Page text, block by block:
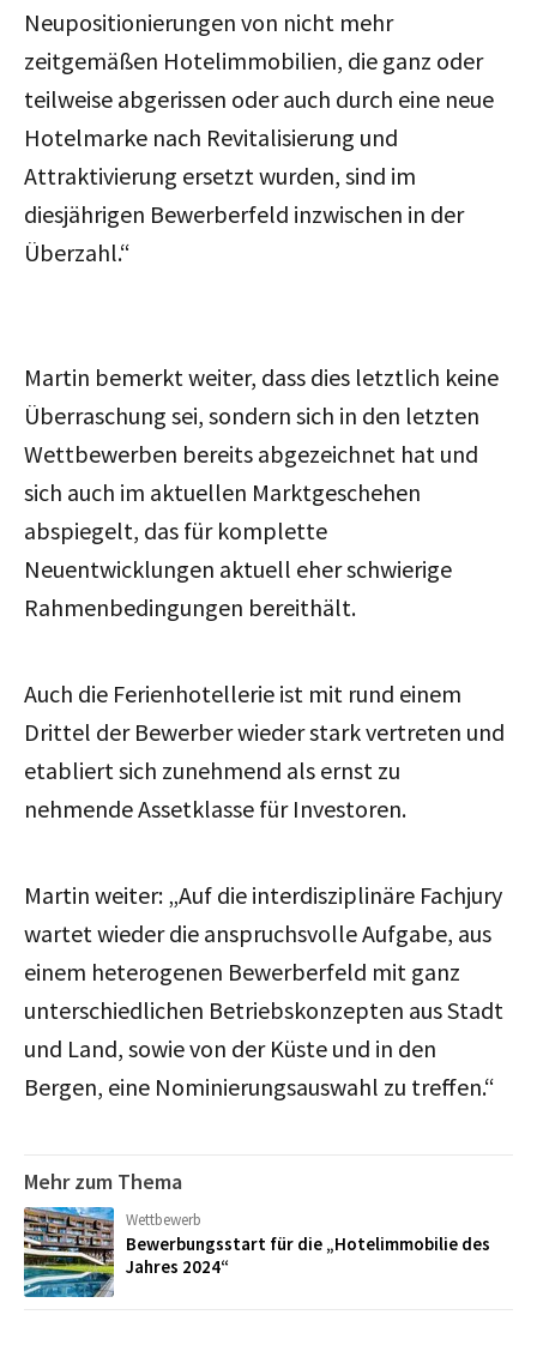
Neupositionierungen von nicht mehr
zeitgemäßen Hotelimmobilien, die ganz oder
teilweise abgerissen oder auch durch eine neue
Hotelmarke nach Revitalisierung und
Attraktivierung ersetzt wurden, sind im
diesjährigen Bewerberfeld inzwischen in der
Überzahl.“
Martin bemerkt weiter, dass dies letztlich keine
Überraschung sei, sondern sich in den letzten
Wettbewerben bereits abgezeichnet hat und
sich auch im aktuellen Marktgeschehen
abspiegelt, das für komplette
Neuentwicklungen aktuell eher schwierige
Rahmenbedingungen bereithält.
Auch die Ferienhotellerie ist mit rund einem
Drittel der Bewerber wieder stark vertreten und
etabliert sich zunehmend als ernst zu
nehmende Assetklasse für Investoren.
Martin weiter: „Auf die interdisziplinäre Fachjury
wartet wieder die anspruchsvolle Aufgabe, aus
einem heterogenen Bewerberfeld mit ganz
unterschiedlichen Betriebskonzepten aus Stadt
und Land, sowie von der Küste und in den
Bergen, eine Nominierungsauswahl zu treffen.“
Mehr zum Thema
Wettbewerb
Bewerbungsstart für die „Hotelimmobilie des
Jahres 2024“